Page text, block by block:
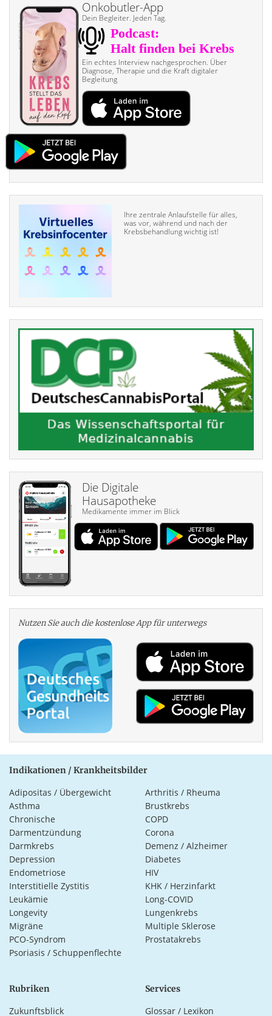
Onkobutler-App
Dein Begleiter. Jeden Tag.
Ein echtes Interview nach­gesprochen. Über
Diagnose, Therapie und die Kraft digitaler
Begleitung
Ihre zentrale Anlaufstelle für alles,
was vor, während und nach der
Krebsbehandlung wichtig ist!
Die Digitale
Hausapotheke
Medikamente immer im Blick
Nutzen Sie auch die kosten­lose App für unterwegs
Indikationen / Krankheitsbilder
Adipositas / Übergewicht
Arthritis / Rheuma
Asthma
Brustkrebs
Chronische
Darmentzündung
COPD
Corona
Darmkrebs
Demenz / Alzheimer
Depression
Diabetes
Endometriose
HIV
Interstitielle Zystitis
KHK / Herzinfarkt
Leukämie
Long-COVID
Longevity
Lungenkrebs
Migräne
Multiple Sklerose
PCO-Syndrom
Prostatakrebs
Psoriasis / Schuppenflechte
Rubriken
Zukunftsblick
Services
Glossar / Lexikon